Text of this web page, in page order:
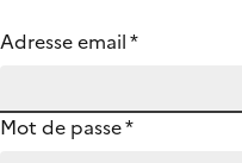
Adresse email*
Mot de passe*